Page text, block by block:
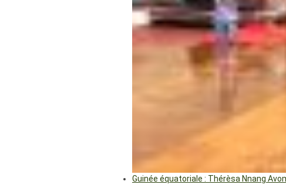
Guinée équatoriale : Thérèsa Nnang